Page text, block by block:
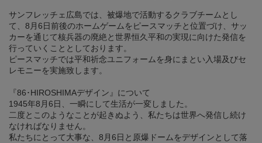
サンフレッチェ広島では、被爆地で活動するクラブチームとし
て、8月6日前後のホームゲームをピースマッチと位置づけ、サッ
カーを通じて核兵器の廃絶と世界恒久平和の実現に向けた発信を
行っていくこととしております。
ピースマッチでは平和祈念ユニフォームを身にまとい入場及びセ
レモニーを実施致します。
『86･HIROSHIMAデザイン』について
1945年8月6日、一瞬にして生活が一変しました。
二度とこのようなことが起きぬよう、私たちは世界へ発信し続け
なければなりません。
私たちにとって大事な、8月6日と原爆ドームをデザインとして落